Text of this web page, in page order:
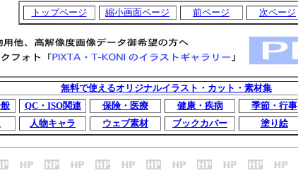
トップページ 縮小画面ページ 前ページ 次ページ
無料で使えるオリジナルイラスト・カット・素材集
QC・ISO関連 保険・医療 健康・疾病 季節・行事
人物キャラ ウェブ素材 ブックカバー 塗り絵